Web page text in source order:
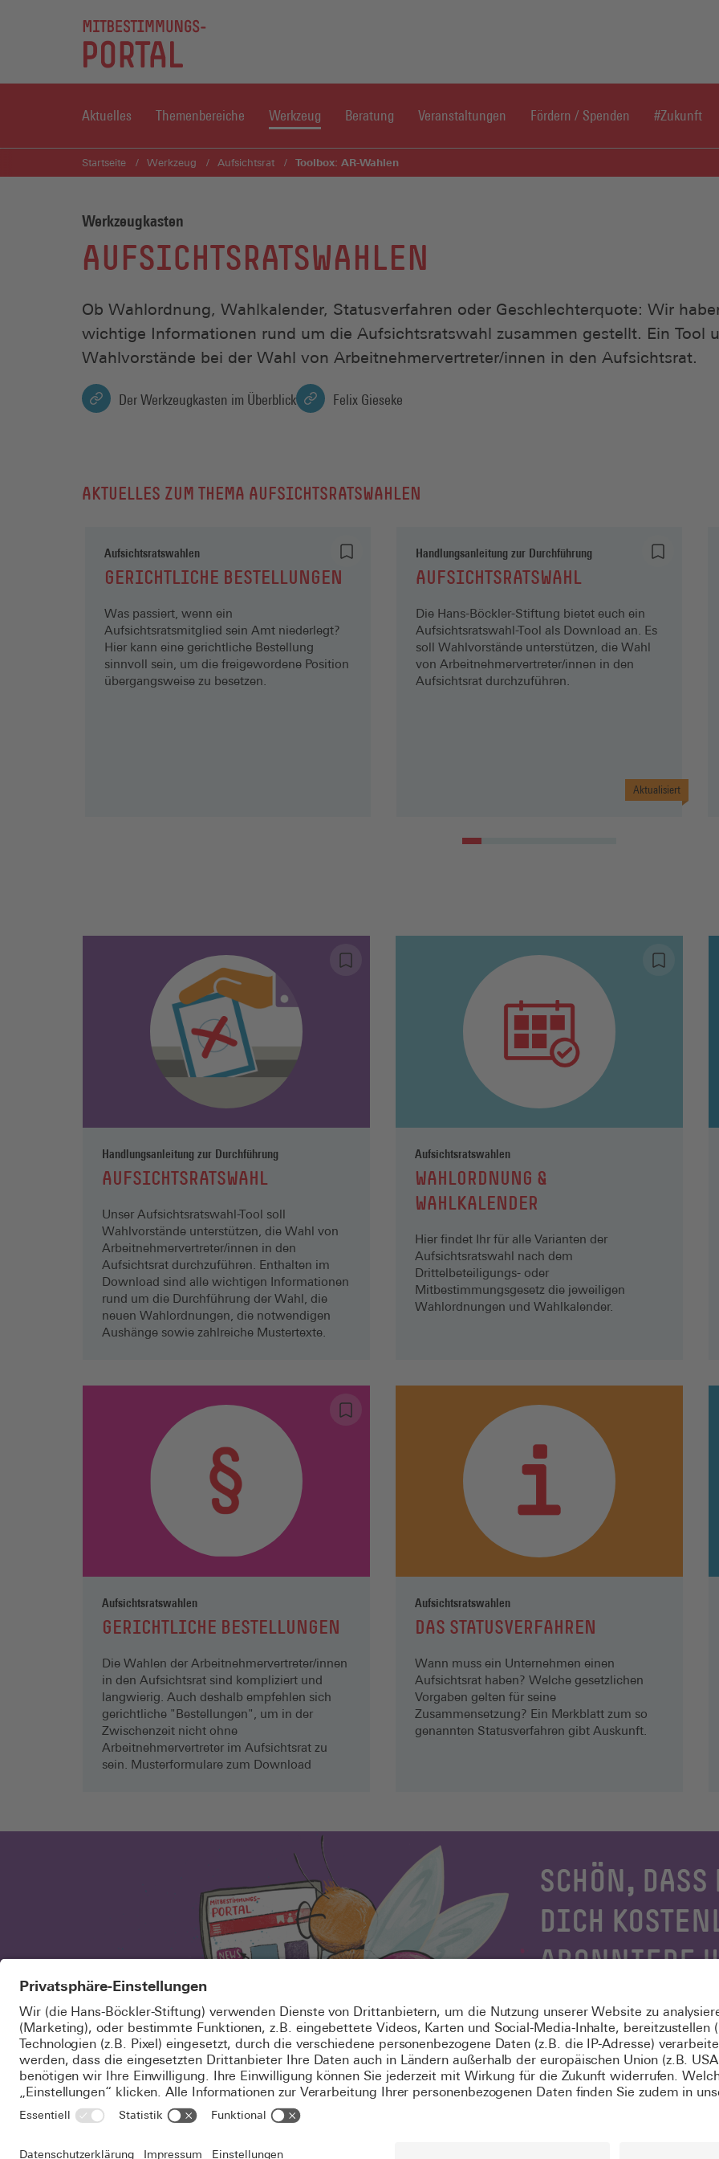
Aktuelles Themenbereiche Werkzeug Beratung Veranstaltungen Fördern / Spenden #Zukunft
Startseite Werkzeug Aufsichtsrat Toolbox: AR-Wahlen
Werkzeugkasten
AUFSICHTSRATSWAHLEN
Ob Wahlordnung, Wahlkalender, Statusverfahren oder Geschlechterquote: Wir
wichtige Informationen rund um die Aufsichtsratswahl zusammen gestellt. Ein Tool
Wahlvorstände bei der Wahl von Arbeitnehmervertreter/innen in den Aufsichtsrat.
Der Werkzeugkasten im Überblick Felix Gieseke
AKTUELLES ZUM THEMA AUFSICHTSRATSWAHLEN
Aufsichtsratswahlen
GERICHTLICHE BESTELLUNGEN
Was passiert, wenn ein
Aufsichtsratsmitglied sein Amt niederlegt?
Hier kann eine gerichtliche Bestellung
sinnvoll sein, um die freigewordene Position
übergangsweise zu besetzen.
Aktualisiert
Handlungsanleitung zur Durchführung
AUFSICHTSRATSWAHL
Die Hans-Böckler-Stiftung bietet euch ein
Aufsichtsratswahl-Tool als Download an. Es
soll Wahlvorstände unterstützen, die Wahl
von Arbeitnehmervertreter/innen in den
Aufsichtsrat durchzuführen.
Handlungsanleitung zur Durchführung
AUFSICHTSRATSWAHL
Unser Aufsichtsratswahl-Tool soll
Wahlvorstände unterstützen, die Wahl von
Arbeitnehmervertreter/innen in den
Aufsichtsrat durchzuführen. Enthalten im
Download sind alle wichtigen Informationen
rund um die Durchführung der Wahl, die
neuen Wahlordnungen, die notwendigen
Aushänge sowie zahlreiche Mustertexte.
Aufsichtsratswahlen
WAHLORDNUNG &
WAHLKALENDER
Hier findet Ihr für alle Varianten der
Aufsichtsratswahl nach dem
Drittelbeteiligungs- oder
Mitbestimmungsgesetz die jeweiligen
Wahlordnungen und Wahlkalender.
Aufsichtsratswahlen
GERICHTLICHE BESTELLUNGEN
Die Wahlen der Arbeitnehmervertreter/innen
in den Aufsichtsrat sind kompliziert und
langwierig. Auch deshalb empfehlen sich
gerichtliche "Bestellungen", um in der
Zwischenzeit nicht ohne
Arbeitnehmervertreter im Aufsichtsrat zu
sein. Musterformulare zum Download
Aufsichtsratswahlen
DAS STATUSVERFAHREN
Wann muss ein Unternehmen einen
Aufsichtsrat haben? Welche gesetzlichen
Vorgaben gelten für seine
Zusammensetzung? Ein Merkblatt zum so
genannten Statusverfahren gibt Auskunft.
SCHÖN,
DICH
ABONNIERE
NEWSLETTER
Jetzt registrieren